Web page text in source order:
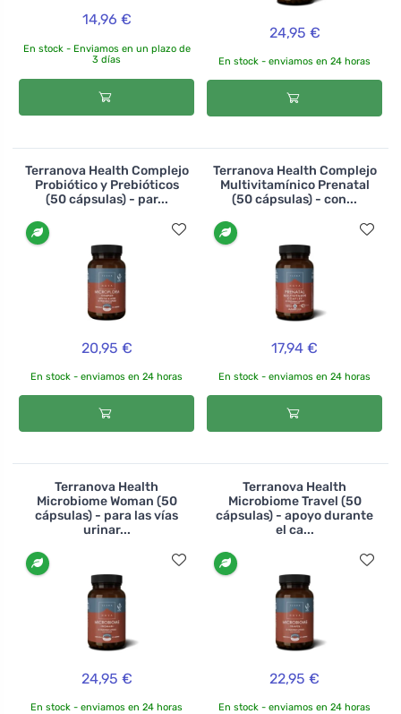
14,96 €
En stock - Enviamos en un plazo de
3 días
24,95 €
En stock - enviamos en 24 horas
Terranova Health Complejo
Probiótico y Prebióticos
(50 cápsulas) - par...
20,95 €
En stock - enviamos en 24 horas
Terranova Health Complejo
Multivitamínico Prenatal
(50 cápsulas) - con...
17,94 €
En stock - enviamos en 24 horas
Terranova Health
Microbiome Woman (50
cápsulas) - para las vías
urinar...
24,95 €
En stock - enviamos en 24 horas
Terranova Health
Microbiome Travel (50
cápsulas) - apoyo durante
el ca...
22,95 €
En stock - enviamos en 24 horas